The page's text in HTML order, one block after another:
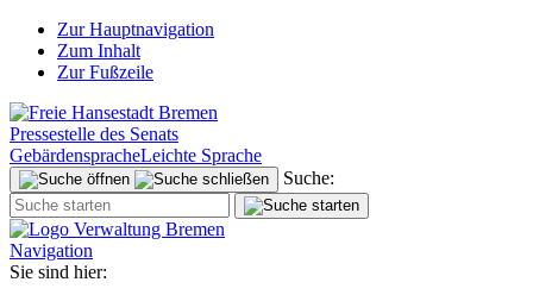
Zur Hauptnavigation
Zum Inhalt
Zur Fußzeile
Pressestelle des Senats
GebärdenspracheLeichte Sprache
Suche:
Navigation
Sie sind hier: